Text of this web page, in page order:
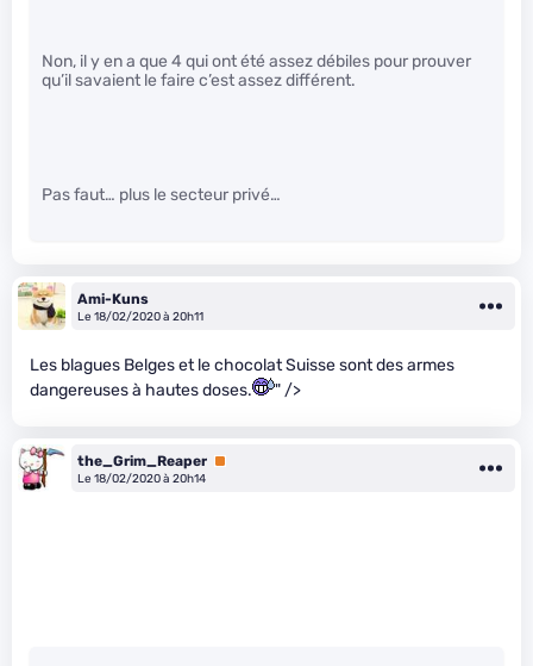
Non, il y en a que 4 qui ont été assez débiles pour prouver
qu’il savaient le faire c’est assez différent.
Pas faut… plus le secteur privé…
Ami-Kuns
Le 18/02/2020 à 20h11
Les blagues Belges et le chocolat Suisse sont des armes
dangereuses à hautes doses.
" />
the_Grim_Reaper Premium
Le 18/02/2020 à 20h14